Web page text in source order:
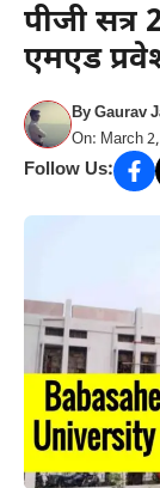
पीजी
एमएड
ByGaurav
On: March
Follow Us: